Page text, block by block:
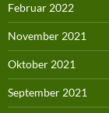
Februar 2022
November 2021
Oktober 2021
September 2021